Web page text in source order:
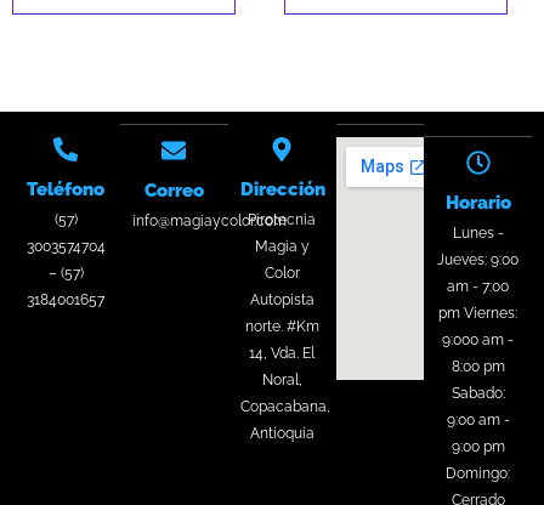
Teléfono
(57)
3003574704
– (57)
3184001657
Correo
info@magiaycolor.com
Dirección
Pirotecnia
Magia y
Color
Autopista
norte. #Km
14, Vda. El
Noral,
Copacabana,
Antioquia
Horario
Lunes -
Jueves: 9:00
am - 7:00
pm Viernes:
9:000 am -
8:00 pm
Sabado:
9:00 am -
9:00 pm
Domingo:
Cerrado